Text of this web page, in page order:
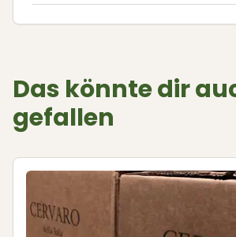
Das könnte dir
gefallen